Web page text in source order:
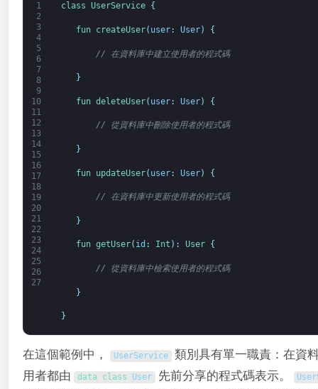
1
2
3
4
5
6
7
8
9
10
11
12
13
14
15
16
17
18
19
20
21
22
23
24
25
26
27
class UserService {
fun createUser( user: User) {
// 在資料庫中建立使用者的程式碼
}
fun deleteUser( user: User) {
// 從資料庫中刪除使用者的程式碼
}
fun updateUser( user: User) {
// 在資料庫中更新使用者的程式碼
}
fun getUser( id : Int ) : User {
// 從資料庫中檢索使用者的程式碼
}
}
在這個範例中， UserService 類別具有單一職責：在資
用者都由
data class User 先前分享的程式碼表示。